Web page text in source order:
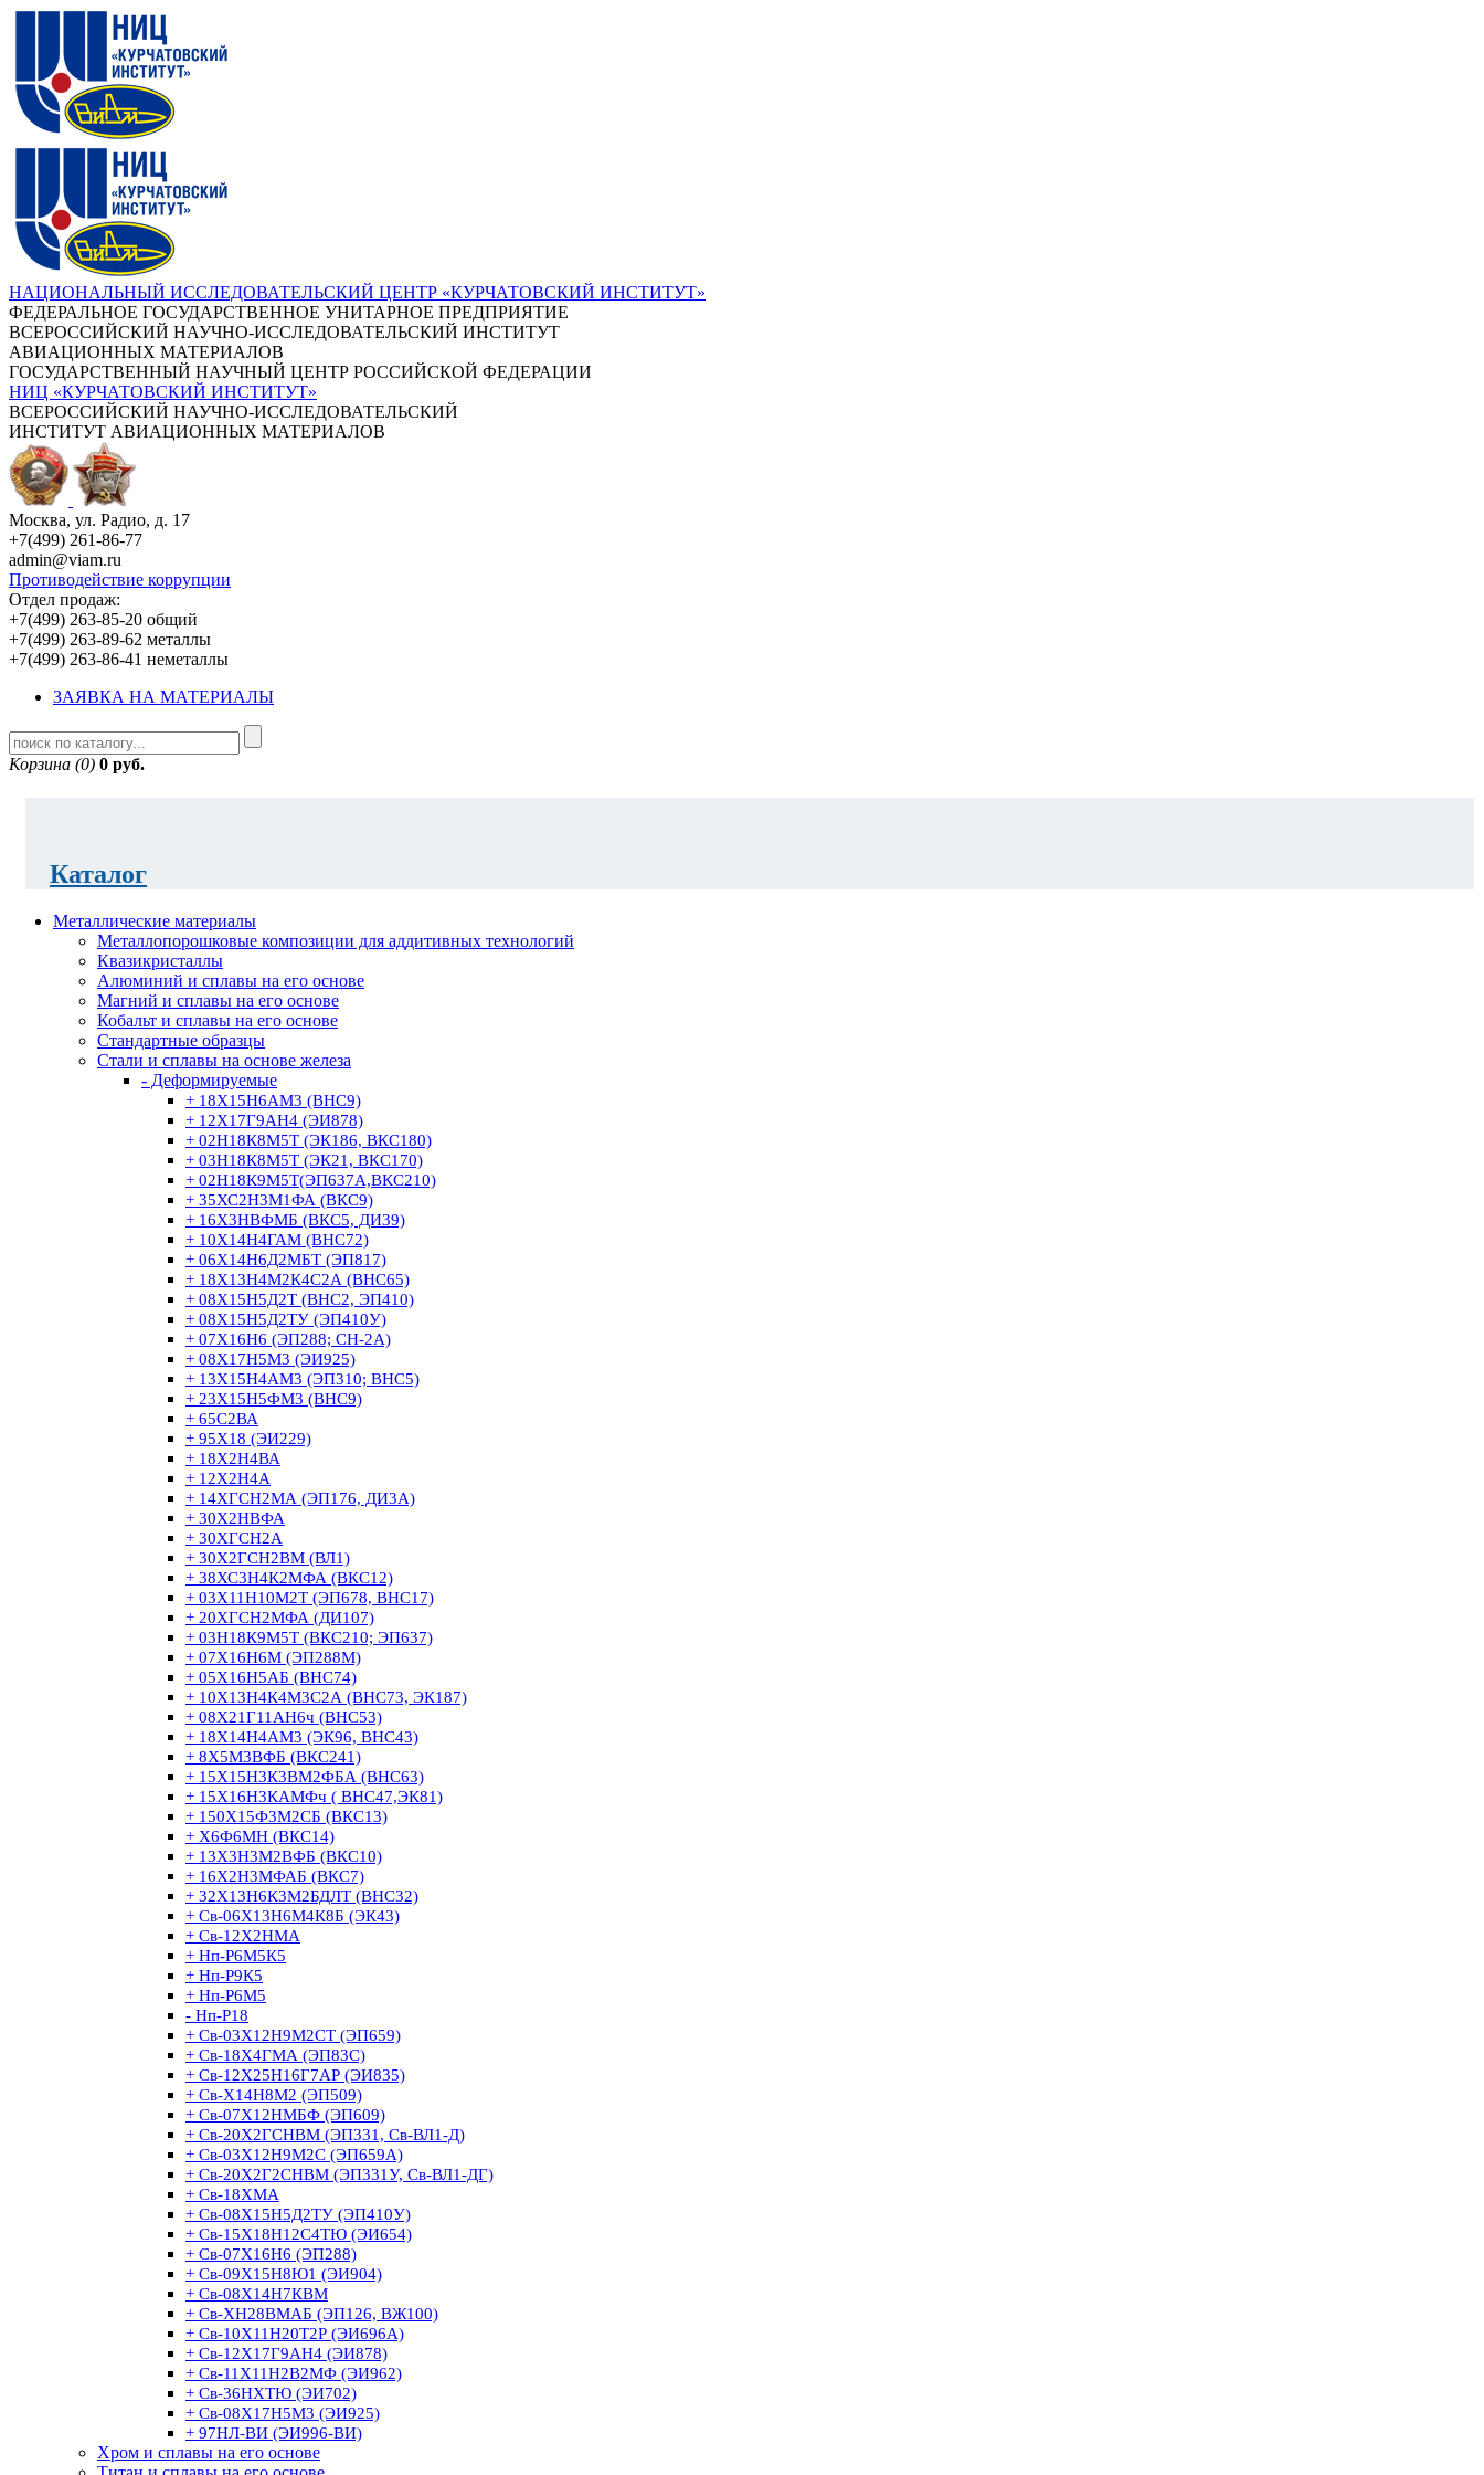
НАЦИОНАЛЬНЫЙ ИССЛЕДОВАТЕЛЬСКИЙ ЦЕНТР «КУРЧАТОВСКИЙ ИНСТИТУТ»
ФЕДЕРАЛЬНОЕ ГОСУДАРСТВЕННОЕ УНИТАРНОЕ ПРЕДПРИЯТИЕ
ВСЕРОССИЙСКИЙ НАУЧНО-ИССЛЕДОВАТЕЛЬСКИЙ ИНСТИТУТ
АВИАЦИОННЫХ МАТЕРИАЛОВ
ГОСУДАРСТВЕННЫЙ НАУЧНЫЙ ЦЕНТР РОССИЙСКОЙ ФЕДЕРАЦИИ
НИЦ «КУРЧАТОВСКИЙ ИНСТИТУТ»
ВСЕРОССИЙСКИЙ НАУЧНО-ИССЛЕДОВАТЕЛЬСКИЙ
ИНСТИТУТ АВИАЦИОННЫХ МАТЕРИАЛОВ
Москва, ул. Радио, д. 17
+7(499) 261-86-77
admin@viam.ru
Противодействие коррупции
Отдел продаж:
+7(499) 263-85-20 общий
+7(499) 263-89-62 металлы
+7(499) 263-86-41 неметаллы
ЗАЯВКА НА МАТЕРИАЛЫ
Корзина (0) 0 руб.
Каталог
Металлические материалы
Металлопорошковые композиции для аддитивных технологий
Квазикристаллы
Алюминий и сплавы на его основе
Магний и сплавы на его основе
Кобальт и сплавы на его основе
Стандартные образцы
Стали и сплавы на основе железа
- Деформируемые
+ 18Х15Н6АМ3 (ВНС9)
+ 12Х17Г9АН4 (ЭИ878)
+ 02Н18К8М5Т (ЭК186, ВКС180)
+ 03Н18К8М5Т (ЭК21, ВКС170)
+ 02Н18К9М5Т(ЭП637А,ВКС210)
+ 35ХС2Н3М1ФА (ВКС9)
+ 16Х3НВФМБ (ВКС5, ДИ39)
+ 10Х14Н4ГАМ (ВНС72)
+ 06Х14Н6Д2МБТ (ЭП817)
+ 18Х13Н4М2К4С2А (ВНС65)
+ 08Х15Н5Д2Т (ВНС2, ЭП410)
+ 08Х15Н5Д2ТУ (ЭП410У)
+ 07Х16Н6 (ЭП288; СН-2А)
+ 08Х17Н5М3 (ЭИ925)
+ 13Х15Н4АМ3 (ЭП310; ВНС5)
+ 23Х15Н5ФМ3 (ВНС9)
+ 65С2ВА
+ 95Х18 (ЭИ229)
+ 18Х2Н4ВА
+ 12Х2Н4А
+ 14ХГСН2МА (ЭП176, ДИ3А)
+ 30Х2НВФА
+ 30ХГСН2А
+ 30Х2ГСН2ВМ (ВЛ1)
+ 38ХС3Н4К2МФА (ВКС12)
+ 03Х11Н10М2Т (ЭП678, ВНС17)
+ 20ХГСН2МФА (ДИ107)
+ 03Н18К9М5Т (ВКС210; ЭП637)
+ 07Х16Н6М (ЭП288М)
+ 05Х16Н5АБ (ВНС74)
+ 10Х13Н4К4М3С2А (ВНС73, ЭК187)
+ 08Х21Г11АН6ч (ВНС53)
+ 18Х14Н4АМ3 (ЭК96, ВНС43)
+ 8Х5М3ВФБ (ВКС241)
+ 15Х15Н3К3ВМ2ФБА (ВНС63)
+ 15Х16Н3КАМФч ( ВНС47,ЭК81)
+ 150Х15Ф3М2СБ (ВКС13)
+ Х6Ф6МН (ВКС14)
+ 13Х3Н3М2ВФБ (ВКС10)
+ 16Х2Н3МФАБ (ВКС7)
+ 32Х13Н6К3М2БДЛТ (ВНС32)
+ Св-06Х13Н6М4К8Б (ЭК43)
+ Св-12Х2НМА
+ Нп-Р6М5К5
+ Нп-Р9К5
+ Нп-Р6М5
- Нп-Р18
+ Св-03Х12Н9М2СТ (ЭП659)
+ Св-18Х4ГМА (ЭП83С)
+ Св-12Х25Н16Г7АР (ЭИ835)
+ Св-Х14Н8М2 (ЭП509)
+ Св-07Х12НМБФ (ЭП609)
+ Св-20Х2ГСНВМ (ЭП331, Св-ВЛ1-Д)
+ Св-03Х12Н9М2С (ЭП659А)
+ Св-20Х2Г2СНВМ (ЭП331У, Св-ВЛ1-ДГ)
+ Св-18ХМА
+ Св-08Х15Н5Д2ТУ (ЭП410У)
+ Св-15Х18Н12С4ТЮ (ЭИ654)
+ Св-07Х16Н6 (ЭП288)
+ Св-09Х15Н8Ю1 (ЭИ904)
+ Св-08Х14Н7КВМ
+ Св-ХН28ВМАБ (ЭП126, ВЖ100)
+ Св-10Х11Н20Т2Р (ЭИ696А)
+ Св-12Х17Г9АН4 (ЭИ878)
+ Св-11Х11Н2В2МФ (ЭИ962)
+ Св-36НХТЮ (ЭИ702)
+ Св-08Х17Н5М3 (ЭИ925)
+ 97НЛ-ВИ (ЭИ996-ВИ)
Хром и сплавы на его основе